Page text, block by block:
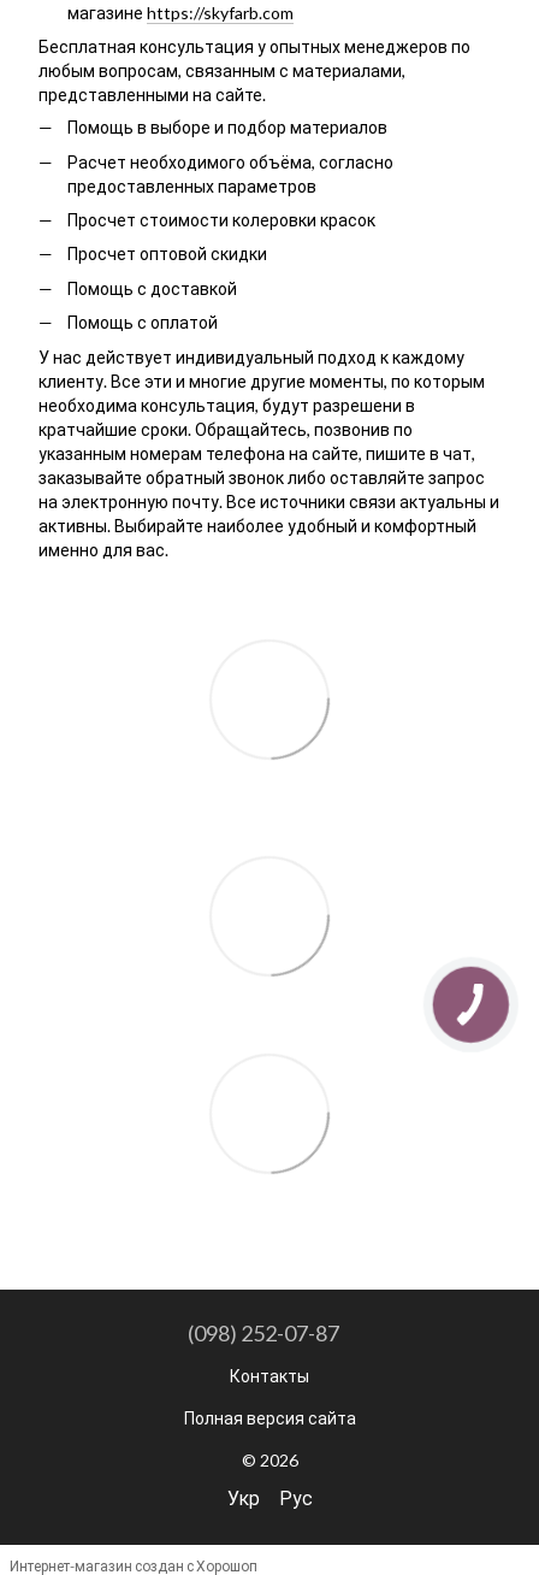
магазине https://skyfarb.com
Бесплатная консультация у опытных менеджеров по
любым вопросам, связанным с материалами,
представленными на сайте.
Помощь в выборе и подбор материалов
Расчет необходимого объёма, согласно
предоставленных параметров
Просчет стоимости колеровки красок
Просчет оптовой скидки
Помощь с доставкой
Помощь с оплатой
У нас действует индивидуальный подход к каждому
клиенту. Все эти и многие другие моменты, по которым
необходима консультация, будут разрешени в
кратчайшие сроки. Обращайтесь, позвонив по
указанным номерам телефона на сайте, пишите в чат,
заказывайте обратный звонок либо оставляйте запрос
на электронную почту. Все источники связи актуальны и
активны. Выбирайте наиболее удобный и комфортный
именно для вас.
(098) 252-07-87
Контакты
Полная версия сайта
© 2026
Укр Рус
Интернет-магазин создан с Хорошоп